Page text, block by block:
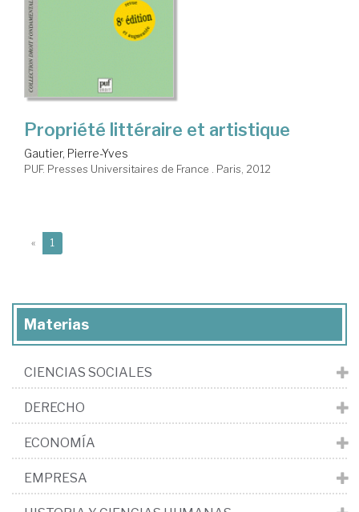
Propriété littéraire et artistique
Gautier, Pierre-Yves
PUF. Presses Universitaires de France . Paris, 2012
« 1
Materias
CIENCIAS SOCIALES
DERECHO
ECONOMÍA
EMPRESA